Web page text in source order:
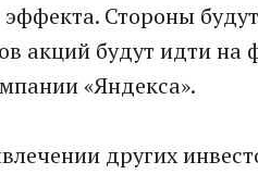
эффекта. Стороны
акций будут идти
«Яндекса».
других